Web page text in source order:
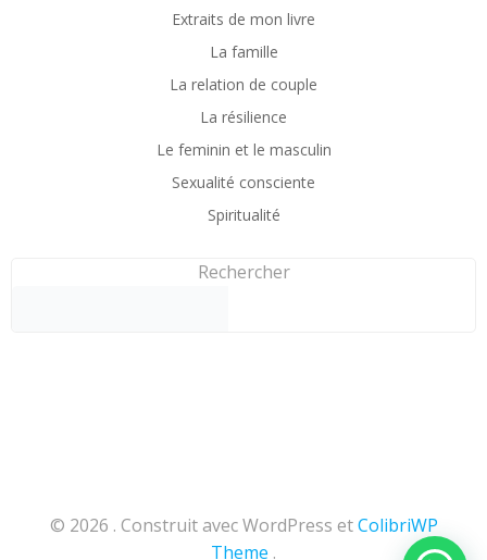
Extraits de mon livre
La famille
La relation de couple
La résilience
Le feminin et le masculin
Sexualité consciente
Spiritualité
Rechercher
© 2026 . Construit avec WordPress etColibriWP
Theme .